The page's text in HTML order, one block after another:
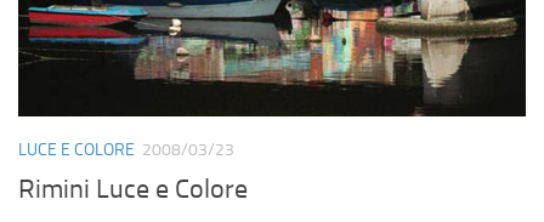
LUCE E COLORE 2008/03/23
Rimini Luce e Colore